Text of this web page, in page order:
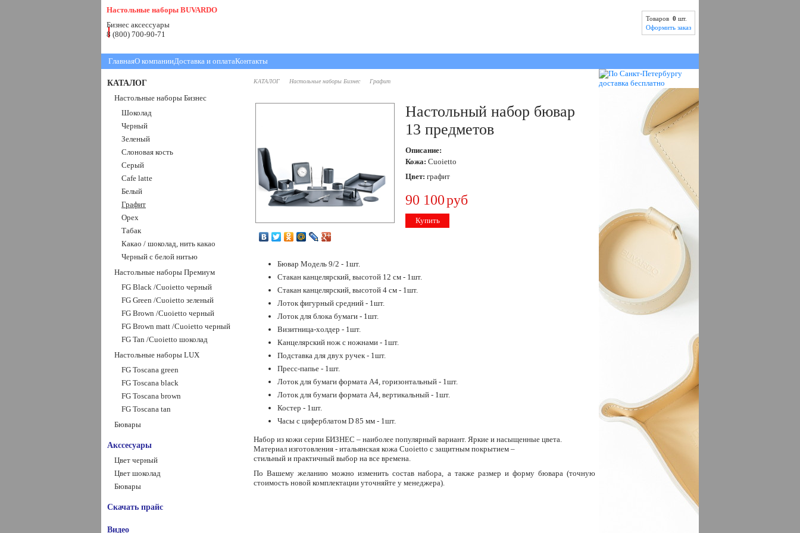
Товаров 0 шт.
Оформить заказ
Настольные наборы BUVARDO
Бизнес аксессуары
8 (800) 700-90-71
ГлавнаяО компанииДоставка и оплатаКонтакты
КАТАЛОГ
Настольные наборы Бизнес
Шоколад
Черный
Зеленый
Слоновая кость
Серый
Cafe latte
Белый
Графит
Орех
Табак
Какао / шоколад, нить какао
Черный с белой нитью
Настольные наборы Премиум
FG Black /Сuoietto черный
FG Green /Сuoietto зеленый
FG Brown /Сuoietto черный
FG Brown matt /Сuoietto черный
FG Tan /Сuoietto шоколад
Настольные наборы LUX
FG Toscana green
FG Toscana black
FG Toscana brown
FG Toscana tan
Бювары
Акссесуары
Цвет черный
Цвет шоколад
Бювары
Скачать прайс
Видео
КАТАЛОГ Настольные наборы Бизнес Графит
Настольный набор бювар
13 предметов
Описание:
Кожа: Cuoietto
Цвет: графит
90 100руб
Купить
Бювар Модель 9/2 - 1шт.
Стакан канцелярский, высотой 12 см - 1шт.
Стакан канцелярский, высотой 4 см - 1шт.
Лоток фигурный средний - 1шт.
Лоток для блока бумаги - 1шт.
Визитница-холдер - 1шт.
Канцелярский нож с ножнами - 1шт.
Подставка для двух ручек - 1шт.
Пресс-папье - 1шт.
Лоток для бумаги формата А4, горизонтальный - 1шт.
Лоток для бумаги формата А4, вертикальный - 1шт.
Костер - 1шт.
Часы с циферблатом D 85 мм - 1шт.
Набор из кожи серии БИЗНЕС – наиболее популярный вариант. Яркие и насыщенные цвета.
Материал изготовления - итальянская кожа Cuoietto с защитным покрытием –
стильный и практичный выбор на все времена.
По Вашему желанию можно изменить состав набора, а также размер и форму бювара (точную
стоимость новой комплектации уточняйте у менеджера).